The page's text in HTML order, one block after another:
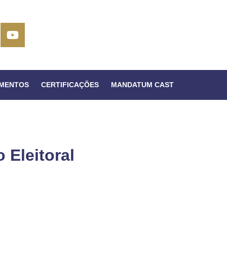
CERTIFICAÇÕES MANDATUM CAST
Eleitoral